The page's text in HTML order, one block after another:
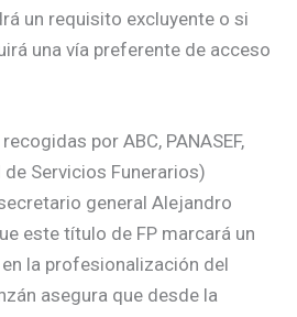
un requisito excluyente o si
una vía preferente de acceso
por ABC, PANASEF,
Servicios Funerarios)
general Alejandro
este título de FP marcará un
en la profesionalización del
asegura que desde la